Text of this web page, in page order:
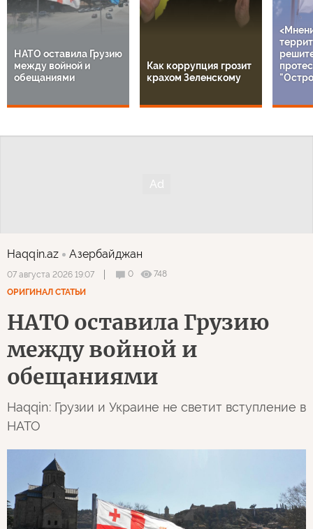
НАТО оставила Грузию
между войной и
обещаниями
Как коррупция грозит
крахом Зеленскому
Haqqin.az Азербайджан
07 августа 2026 19:07 0
748
ОРИГИНАЛ СТАТЬИ
НАТО оставила Грузию
между войной и
обещаниями
Haqqin: Грузии и Украине не светит вступление в
НАТО